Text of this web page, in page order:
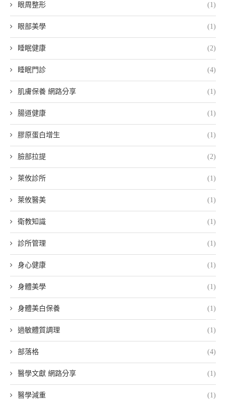
眼周整形 (1)
眼部美學 (1)
睡眠健康 (2)
睡眠門診 (4)
肌膚保養 網路分享 (1)
腸道健康 (1)
膠原蛋白增生 (1)
臉部拉提 (2)
萊攸診所 (1)
萊攸醫美 (1)
衛教知識 (1)
診所管理 (1)
身心健康 (1)
身體美學 (1)
身體美白保養 (1)
過敏體質調理 (1)
部落格 (4)
醫學文獻 網路分享 (1)
醫學減重 (1)